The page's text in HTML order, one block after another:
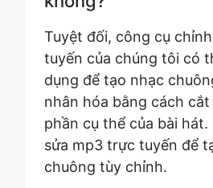
dụng để tạo nhạc
nhân hóa bằng cách
phần cụ thể của bài hát.
sửa mp3 trực tuyến để
chuông tùy chỉnh.
Mất bao lâu để xử